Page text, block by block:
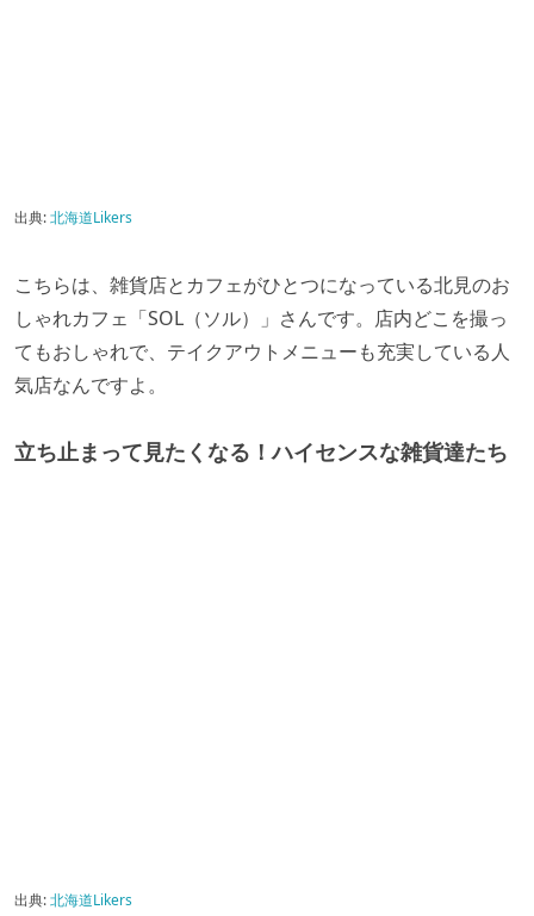
出典:北海道Likers
こちらは、雑貨店とカフェがひとつになっている北見のお
しゃれカフェ「SOL（ソル）」さんです。店内どこを撮っ
てもおしゃれで、テイクアウトメニューも充実している人
気店なんですよ。
立ち止まって見たくなる！ハイセンスな雑貨達たち
出典:北海道Likers